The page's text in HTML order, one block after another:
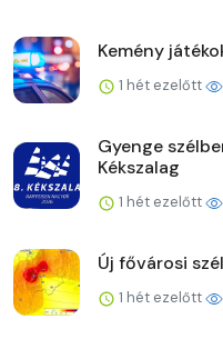
Kemény
1 hét ezelőtt
Gyenge
Kékszalag
1 hét ezelőtt
Új fővárosi
1 hét ezelőtt